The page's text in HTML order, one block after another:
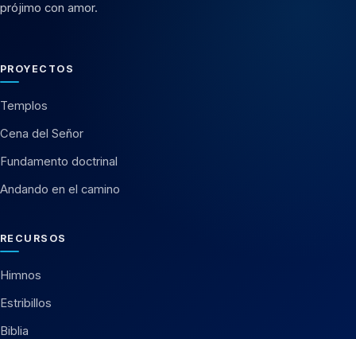
prójimo con amor.
PROYECTOS
Templos
Cena del Señor
Fundamento doctrinal
Andando en el camino
RECURSOS
Himnos
Estribillos
Biblia